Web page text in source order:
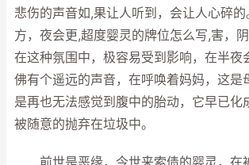
悲伤的声音如,果让人听到，会让人心碎
方，夜会更,超度婴灵的牌位怎么写,害，
在这种氛围中，极容易受到影响，在半夜
佛有个遥远的声音，在呼唤着妈妈，这是
是再也无法感觉到腹中的胎动，它早已化
被随意的抛弃在垃圾中。